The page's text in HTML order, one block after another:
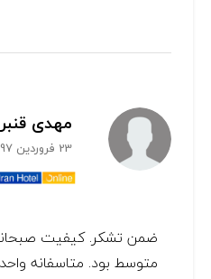
مهدی
23 فروردین 1397
ضمن تشکر. کيفيت
متوسط بود. متاسفانه